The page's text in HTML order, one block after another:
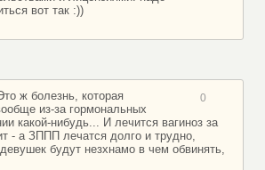
вот так :))
0
ж болезнь, которая
из-за гормональных
какой-нибудь... И лечится вагиноз за
- а ЗППП лечатся долго и трудно,
будут незхнамо в чем обвинять,